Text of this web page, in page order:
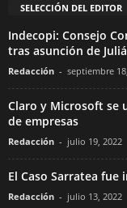
SELECCIÓN DEL EDITOR
Indecopi: Consejo
tras asunción de
Redacción - septiembre
Claro y Microsoft se
de empresas
Redacción - julio 19, 2022
El Caso Sarratea
Redacción - julio 13, 2022